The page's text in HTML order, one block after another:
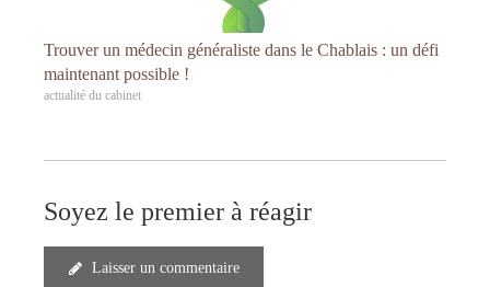
Trouver un médecin généraliste dans le Chablais : un défi
maintenant possible !
actualité du cabinet
Soyez le premier à réagir
Laisser un commentaire